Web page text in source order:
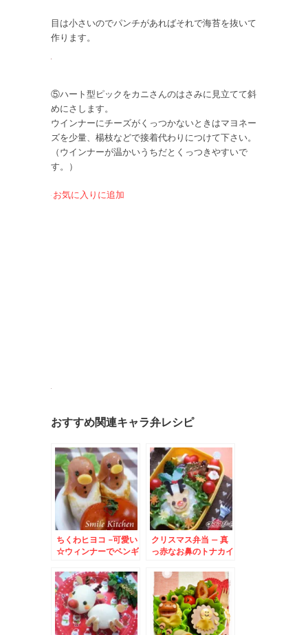
目は小さいのでパンチがあればそれで海苔を抜いて
作ります。
⑤ハート型ピックをカニさんのはさみに見立てて斜
めにさします。
ウインナーにチーズがくっつかないときはマヨネー
ズを少量、楊枝などで接着代わりにつけて下さい。
（ウインナーが温かいうちだとくっつきやすいで
す。）
お気に入りに追加
おすすめ関連キャラ弁レシピ
ちくわヒヨコ -可愛い
☆ウィンナーでペンギ
クリスマス弁当 – 真
っ赤なお鼻のトナカイ
タクロース♪